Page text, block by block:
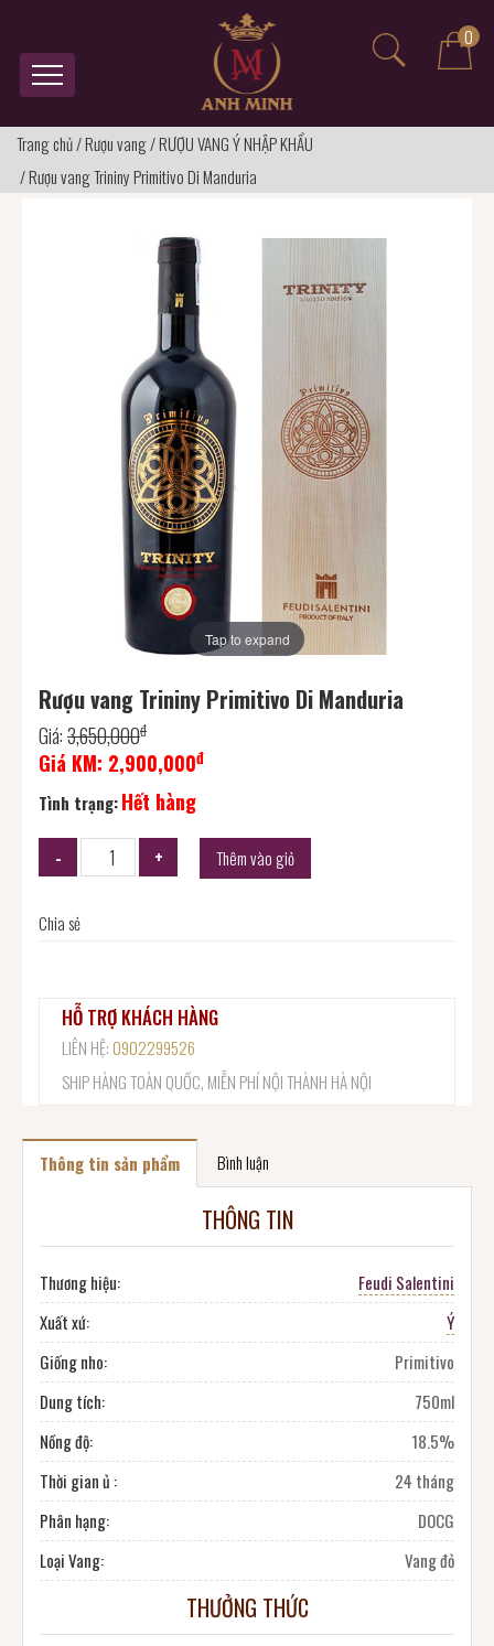
0
Trang chủ/Rượu vang/RƯỢU VANG Ý NHẬP KHẨU
/Rượu vang Trininy Primitivo Di Manduria
Tap to expand
Rượu vang Trininy Primitivo Di Manduria
Giá:3,650,000đ
Giá KM: 2,900,000đ
Tình trạng:Hết hàng
Thêm vào giỏ
Chia sẻ
HỖ TRỢ KHÁCH HÀNG
LIÊN HỆ:0902299526
SHIP HÀNG TOÀN QUỐC, MIỄN PHÍ NỘI THÀNH HÀ NỘI
Thông tin sản phẩm Bình luận
THÔNG TIN
Thương hiệu:
Feudi Salentini
Xuất xứ:
Ý
Giống nho:
Primitivo
Dung tích:
750ml
Nồng độ:
18.5%
Thời gian ủ :
24 tháng
Phân hạng:
DOCG
Loại Vang:
Vang đỏ
THƯỞNG THỨC